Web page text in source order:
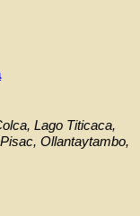
Lago Titicaca,
Ollantaytambo,